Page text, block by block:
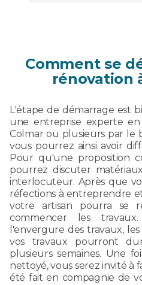
Comment se
rénovation
L'étape de démarrage est
une entreprise experte
Colmar ou plusieurs par le
vous pourrez ainsi avoir
Pour qu'une proposition
pourrez discuter
interlocuteur. Après que
réfections à entreprendre
votre artisan pourra se
commencer les
l'envergure des travaux,
vos travaux pourront
plusieurs semaines. Une
nettoyé, vous serez invité à
été fait en compagnie de